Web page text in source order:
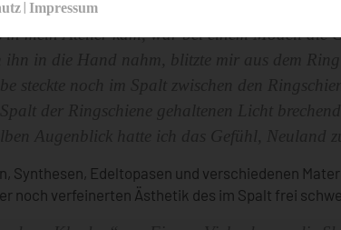
Spannung gesetzt war und die Glasscheibe
in mein Atelier kam, war bei einem Modell die
Synthesen, Edeltopasen und verschiedenen
noch verfeinerten Ästhetik des im Spalt frei
| Impressum